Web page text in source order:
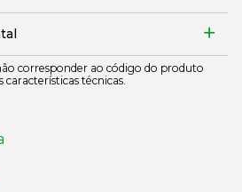
corresponder ao código do produto
características técnicas.